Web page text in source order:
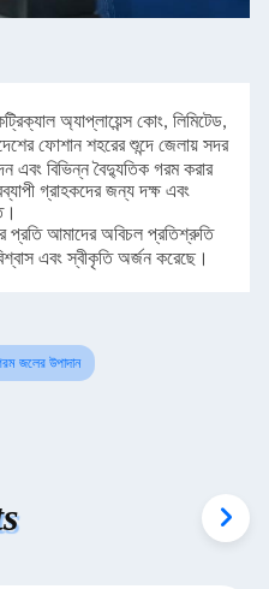
অ্যাপ্লায়েন্স কোং, লিমিটেড,
ফোশান শহরের শুন্দে জেলায় সদর
এবং বিভিন্ন বৈদ্যুতিক গরম করার
গ্রাহকদের জন্য দক্ষ এবং
প্রতি আমাদের অবিচল প্রতিশ্রুতি
এবং স্বীকৃতি অর্জন করেছে।
জলের উপাদান